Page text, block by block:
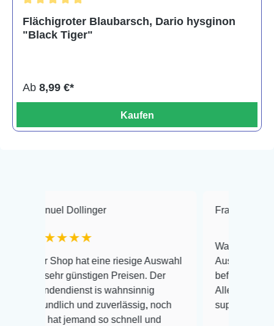
Flächigroter Blaubarsch, Dario hysginon
"Black Tiger"
Ab 8,99 €*
Kaufen
hat eine riesige Auswahl
günstigen Preisen. Der
is wahnsinnig
und zuverlässig, noch
jemand so schnell und
Frank Hackmayer
Warenanlieferung Top und
Auswahl plus
befinden der Fische
Alles ist quick lebendig
super Zustand. Gerne